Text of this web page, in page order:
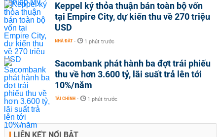
Keppel ký thỏa thuận bán toàn bộ vốn
tại Empire City, dự kiến thu về 270 triệu
USD
NHÀ ĐẤT - 1 phút trước
Sacombank phát hành ba đợt trái phiếu
thu về hơn 3.600 tỷ, lãi suất trả lên tới
10%/năm
TÀI CHÍNH - 1 phút trước
LIÊN KẾT NỔI BẬT